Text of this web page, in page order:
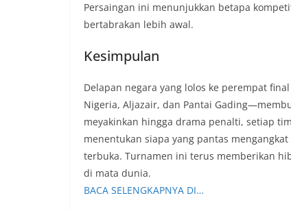
Persaingan ini menunjukkan betapa
bertabrakan lebih awal.
Kesimpulan
Delapan negara yang lolos ke perempat
Nigeria, Aljazair, dan Pantai
meyakinkan hingga drama penalti, setiap
menentukan siapa yang pantas
terbuka. Turnamen ini terus memberikan
di mata dunia.
BACA SELENGKAPNYA DI…